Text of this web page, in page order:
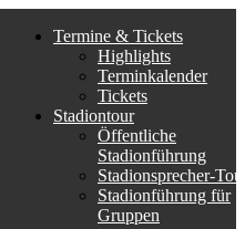
Termine & Tickets
Highlights
Terminkalender
Tickets
Stadiontour
Öffentliche
Stadionführung
Stadionsprecher-
Stadionführung für
Gruppen